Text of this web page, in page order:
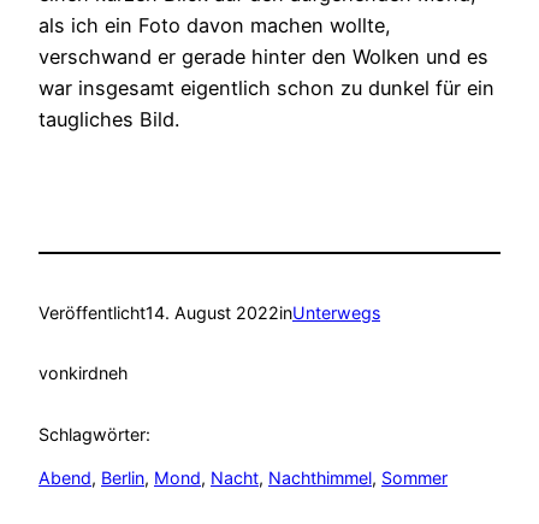
als ich ein Foto davon machen wollte,
verschwand er gerade hinter den Wolken und es
war insgesamt eigentlich schon zu dunkel für ein
taugliches Bild.
Veröffentlicht14. August 2022inUnterwegs
vonkirdneh
Schlagwörter:
Abend, Berlin, Mond, Nacht, Nachthimmel, Sommer